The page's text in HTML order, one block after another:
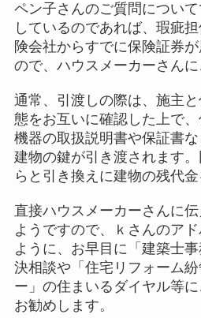
ペン子さんのご質問につい
しているのであれば、瑕疵
険会社からすでに保険証券
ので、ハウスメーカーさんに
通常、引渡しの際は、施主
態をお互いに確認した上で
機器の取扱説明書や保証書
建物の鍵が引き渡されます
らと引き換えに建物の残代金
直接ハウスメーカーさんに
ようですので、ｋさんのア
ように、お早目に「建築士
決相談や「住宅リフォーム
ー」の住まいるダイヤル等
お勧めします。